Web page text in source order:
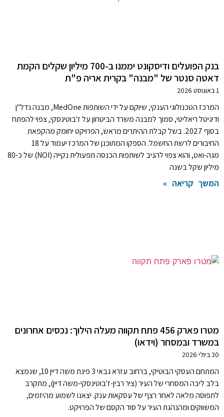
בנק הפועלים ודיסקונט יממנו ב-700 מיליון שקלים הקמת
דאטה סנטר של "מבנה" בקרית אריה פ"ת
1 באוגוסט 2026
המרכז הטכנולוגי הענקי, שיוקם על ידי השותפות MedOne, מבנה נדל"ן
ודיגיטל ריאליטי, סמוך למבנה משרד הביטחון על ז'בוטינסקי, צפוי להפתח
בסוף 2027. בשל קבלת ההיתרים מראש, הפרויקט יחומק מהקפאת
החיבורים לרשת החשמל. הספקו המתוכנן של המרכז יעמוד על 18
מגה-ואט, והוא צפוי להניב לשותפות הכנסה תפעולית נקייה (NOI) של כ-80
מיליון שקל בשנה
המשך קריאה »
מטרו פארק 456 פתח תקווה מעלה הילוך: נכסים אחרונים
במשרד ובמסחר (וידאו)
30 ביולי 2026
המתחם העסקי הבוטיקי, ברחוב עזרא גבאי 3 פינת משה דיין 10, שנמצא
בלב ליבה המסחרי של העיר (ציר רבין-ז'בוטינסקי-משה דיין), מתקרב
לתפוסה מלאה לאחר רצף של עסקאות ענק. יצאנו לשמוע מהיזמים,
המשווקים ומהנהגת העיר על סוד הקסם של הפרויקט.